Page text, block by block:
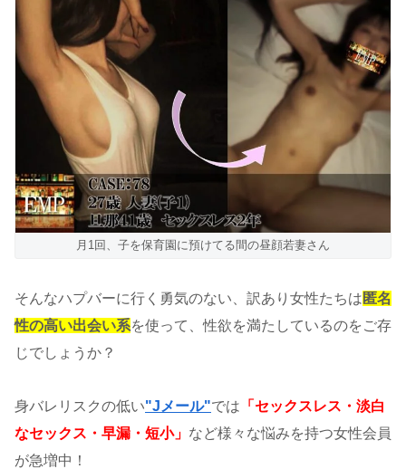
月1回、子を保育園に預けてる間の昼顔若妻さん
そんなハプバーに行く勇気のない、訳あり女性たちは匿名
性の高い出会い系を使って、性欲を満たしているのをご存
じでしょうか？
身バレリスクの低い"Jメール"では 「セックスレス・淡白
なセックス・早漏・短小」 など様々な悩みを持つ女性会員
が急増中！